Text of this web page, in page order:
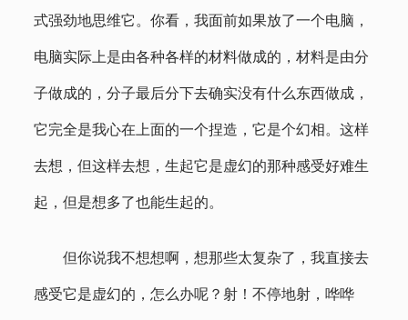
式强劲地思维它。你看，我面前如果放了一个电脑，
电脑实际上是由各种各样的材料做成的，材料是由分
子做成的，分子最后分下去确实没有什么东西做成，
它完全是我心在上面的一个捏造，它是个幻相。这样
去想，但这样去想，生起它是虚幻的那种感受好难生
起，但是想多了也能生起的。
但你说我不想想啊，想那些太复杂了，我直接去
感受它是虚幻的，怎么办呢？射！不停地射，哗哗